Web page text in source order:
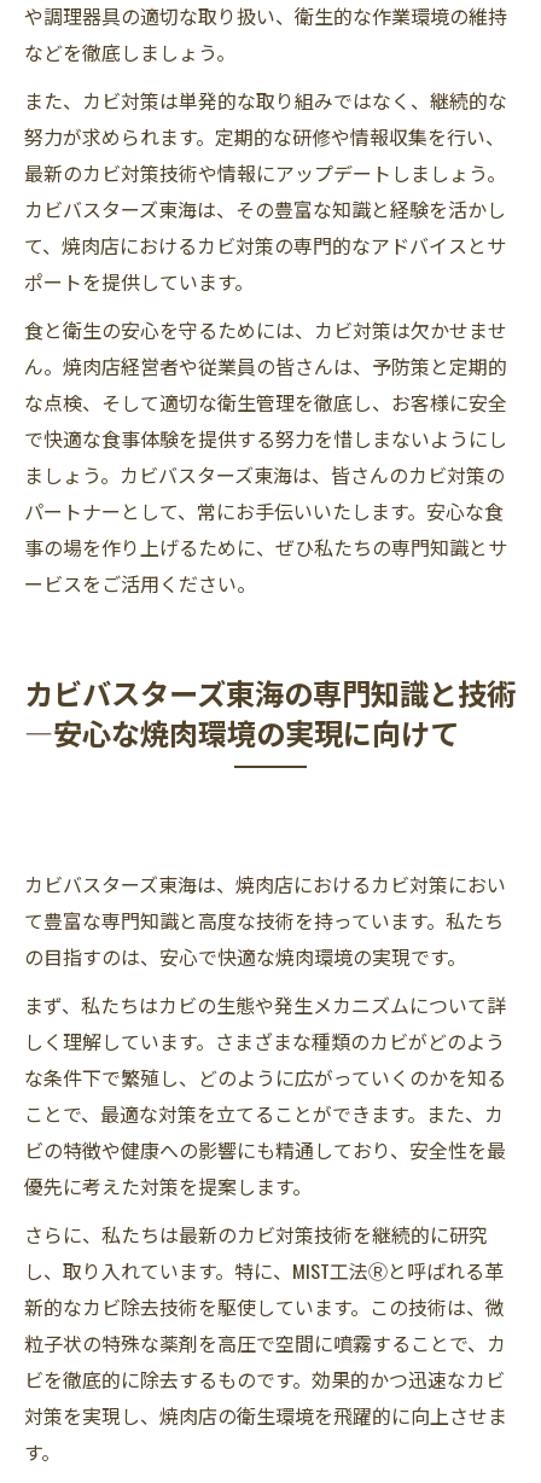
や調理器具の適切な取り扱い、衛生的な作業環境の維持
などを徹底しましょう。
また、カビ対策は単発的な取り組みではなく、継続的な
努力が求められます。定期的な研修や情報収集を行い、
最新のカビ対策技術や情報にアップデートしましょう。
カビバスターズ東海は、その豊富な知識と経験を活かし
て、焼肉店におけるカビ対策の専門的なアドバイスとサ
ポートを提供しています。
食と衛生の安心を守るためには、カビ対策は欠かせませ
ん。焼肉店経営者や従業員の皆さんは、予防策と定期的
な点検、そして適切な衛生管理を徹底し、お客様に安全
で快適な食事体験を提供する努力を惜しまないようにし
ましょう。カビバスターズ東海は、皆さんのカビ対策の
パートナーとして、常にお手伝いいたします。安心な食
事の場を作り上げるために、ぜひ私たちの専門知識とサ
ービスをご活用ください。
カビバスターズ東海の専門知識と技術
―安心な焼肉環境の実現に向けて
カビバスターズ東海は、焼肉店におけるカビ対策におい
て豊富な専門知識と高度な技術を持っています。私たち
の目指すのは、安心で快適な焼肉環境の実現です。
まず、私たちはカビの生態や発生メカニズムについて詳
しく理解しています。さまざまな種類のカビがどのよう
な条件下で繁殖し、どのように広がっていくのかを知る
ことで、最適な対策を立てることができます。また、カ
ビの特徴や健康への影響にも精通しており、安全性を最
優先に考えた対策を提案します。
さらに、私たちは最新のカビ対策技術を継続的に研究
し、取り入れています。特に、MIST工法Ⓡと呼ばれる革
新的なカビ除去技術を駆使しています。この技術は、微
粒子状の特殊な薬剤を高圧で空間に噴霧することで、カ
ビを徹底的に除去するものです。効果的かつ迅速なカビ
対策を実現し、焼肉店の衛生環境を飛躍的に向上させま
す。